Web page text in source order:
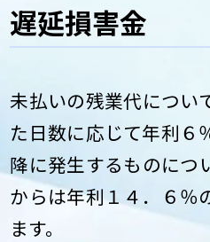
遅延損害金
未払いの残業代につい
た日数に応じて年利６
降に発生するものにつ
からは年利１４．６％
ます。